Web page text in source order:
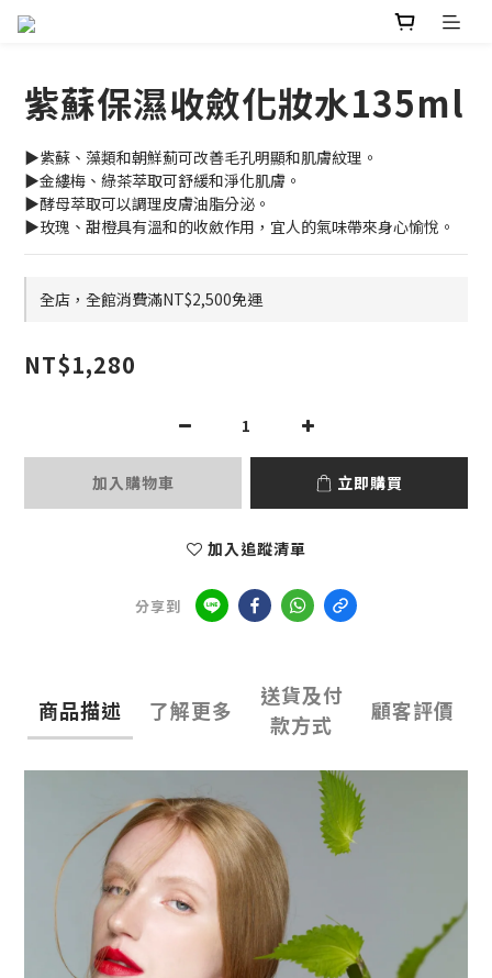
紫蘇保濕收斂化妝水135ml
▶紫蘇、藻類和朝鮮薊可改善毛孔明顯和肌膚紋理。
▶金縷梅、綠茶萃取可舒緩和淨化肌膚。
▶酵母萃取可以調理皮膚油脂分泌。
▶玫瑰、甜橙具有溫和的收斂作用，宜人的氣味帶來身心愉悅。
全店，全館消費滿NT$2,500免運
NT$1,280
加入購物車 立即購買
加入追蹤清單
分享到
商品描述 了解更多
送貨及付
款方式
顧客評價